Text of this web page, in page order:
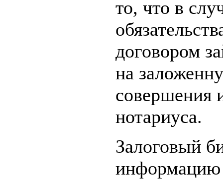
то, что в
договором
на
совершения
нотариуса.
Залоговый
информацию